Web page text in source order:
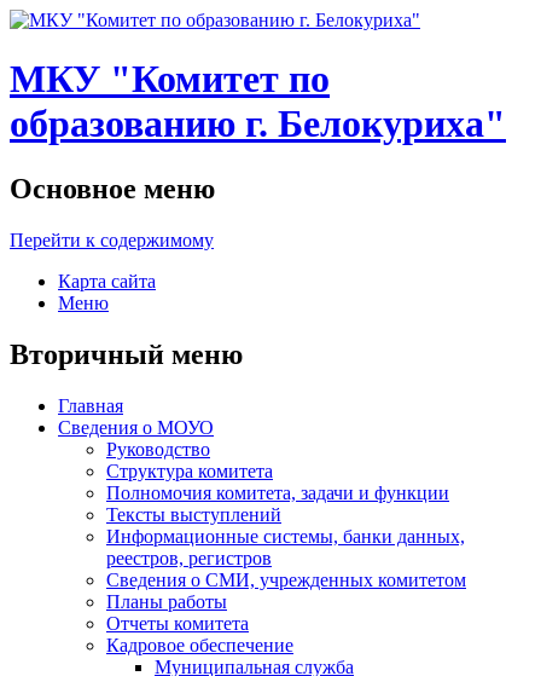
МКУ "Комитет по
образованию г. Белокуриха"
Основное меню
Перейти к содержимому
Карта сайта
Меню
Вторичный меню
Главная
Сведения о МОУО
Руководство
Структура комитета
Полномочия комитета, задачи и функции
Тексты выступлений
Информационные системы, банки данных,
реестров, регистров
Сведения о СМИ, учрежденных комитетом
Планы работы
Отчеты комитета
Кадровое обеспечение
Муниципальная служба